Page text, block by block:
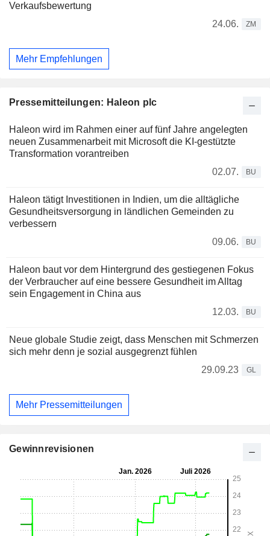
Verkaufsbewertung
24.06.
ZM
Mehr Empfehlungen
Pressemitteilungen: Haleon plc
Haleon wird im Rahmen einer auf fünf Jahre angelegten
neuen Zusammenarbeit mit Microsoft die KI-gestützte
Transformation vorantreiben
02.07.
BU
Haleon tätigt Investitionen in Indien, um die alltägliche
Gesundheitsversorgung in ländlichen Gemeinden zu
verbessern
09.06.
BU
Haleon baut vor dem Hintergrund des gestiegenen Fokus
der Verbraucher auf eine bessere Gesundheit im Alltag
sein Engagement in China aus
12.03.
BU
Neue globale Studie zeigt, dass Menschen mit Schmerzen
sich mehr denn je sozial ausgegrenzt fühlen
29.09.23
GL
Mehr Pressemitteilungen
Gewinnrevisionen